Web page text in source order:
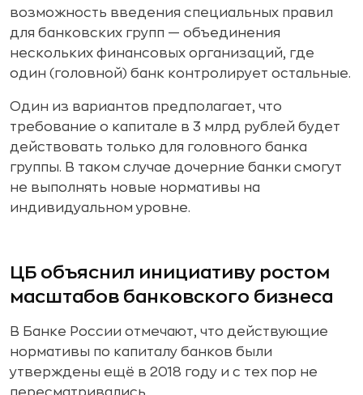
возможность введения специальных правил
для банковских групп — объединения
нескольких финансовых организаций, где
один (головной) банк контролирует остальные.
Один из вариантов предполагает, что
требование о капитале в 3 млрд рублей будет
действовать только для головного банка
группы. В таком случае дочерние банки смогут
не выполнять новые нормативы на
индивидуальном уровне.
ЦБ объяснил инициативу ростом
масштабов банковского бизнеса
В Банке России отмечают, что действующие
нормативы по капиталу банков были
утверждены ещё в 2018 году и с тех пор не